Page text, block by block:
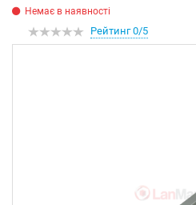
Немає в наявності
Рейтинг 0/5